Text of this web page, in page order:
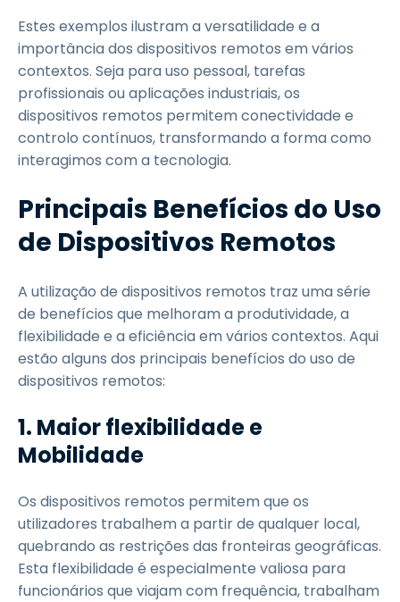
Estes exemplos ilustram a versatilidade e a
importância dos dispositivos remotos em vários
contextos. Seja para uso pessoal, tarefas
profissionais ou aplicações industriais, os
dispositivos remotos permitem conectividade e
controlo contínuos, transformando a forma como
interagimos com a tecnologia.
Principais Benefícios do Uso
de Dispositivos Remotos
A utilização de dispositivos remotos traz uma série
de benefícios que melhoram a produtividade, a
flexibilidade e a eficiência em vários contextos. Aqui
estão alguns dos principais benefícios do uso de
dispositivos remotos:
1. Maior flexibilidade e
Mobilidade
Os dispositivos remotos permitem que os
utilizadores trabalhem a partir de qualquer local,
quebrando as restrições das fronteiras geográficas.
Esta flexibilidade é especialmente valiosa para
funcionários que viajam com frequência, trabalham